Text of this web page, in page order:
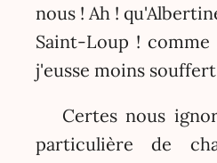
nous ! Ah !
Saint-Loup !
j'eusse moins
Certes nous
particulière de